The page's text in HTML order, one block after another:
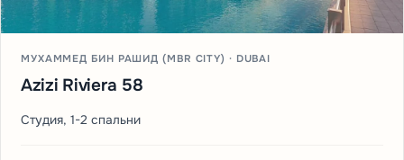
МУХАММЕД БИН РАШИД (MBR CITY) · DUBAI
Azizi Riviera 58
Студия, 1-2 спальни